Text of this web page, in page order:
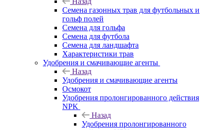
Семена газонных трав для футбольных и
гольф полей
Семена для гольфа
Семена для футбола
Семена для ландшафта
Характеристики трав
Удобрения и смачивающие агенты
Назад
Удобрения и смачивающие агенты
Осмокот
Удобрения пролонгированного действия
NPK
Назад
Удобрения пролонгированного